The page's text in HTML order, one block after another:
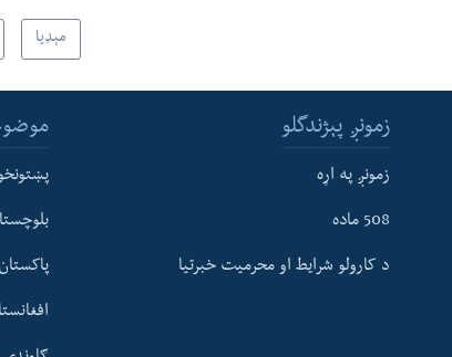
مېډیا
زمونږ پېژندگلو
زمونږ په اړه
508 ماده
د کارولو شرایط او محرمیت خبرتیا پاکستان